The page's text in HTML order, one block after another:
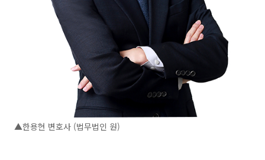
▲한용현 변호사 (법무법인 원)